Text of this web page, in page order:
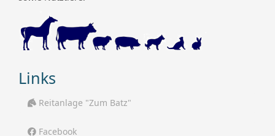
Links
Reitanlage "Zum Batz"
Facebook